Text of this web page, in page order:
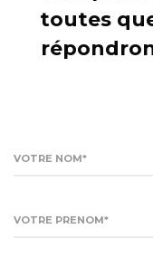
toutes
VOTRE NOM*
VOTRE PRENOM*